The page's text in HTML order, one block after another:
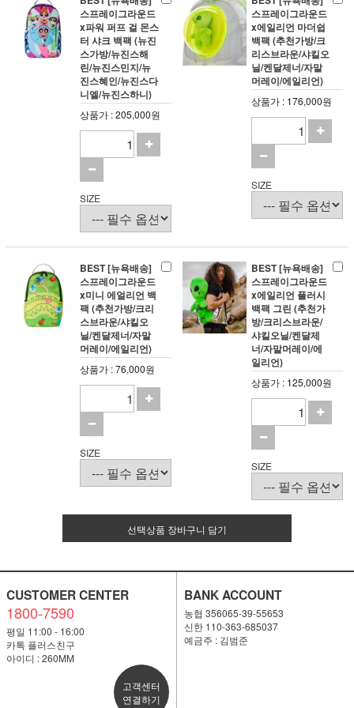
스프레이그라운드
x파워 퍼프 걸 몬스
터 샤크 백팩 (뉴진
스가방/뉴진스해
린/뉴진스민지/뉴
진스혜인/뉴진스다
니엘/뉴진스하니)
상품가 : 205,000원
SIZE
스프레이그라운드
x에일리언 마더쉽
백팩 (추천가방/크
리스브라운/샤킬오
닐/켄달제너/자말
머레이/에일리언)
상품가 : 176,000원
SIZE
BEST [뉴욕배송]
스프레이그라운드
x미니 에얼리언 백
팩 (추천가방/크리
스브라운/샤킬오
닐/켄달제너/자말
머레이/에일리언)
상품가 : 76,000원
SIZE
BEST [뉴욕배송]
스프레이그라운드
x에일리언 플러시
백팩 그린 (추천가
방/크리스브라운/
샤킬오닐/켄달제
너/자말머레이/에
일리언)
상품가 : 125,000원
SIZE
선택상품 장바구니 담기
CUSTOMER CENTER
1800-7590
평일 11:00 - 16:00
카톡 플러스친구
아이디 : 260MM
고객센터
연결하기
BANK ACCOUNT
농협 356065-39-55653
신한 110-363-685037
예금주 : 김범준